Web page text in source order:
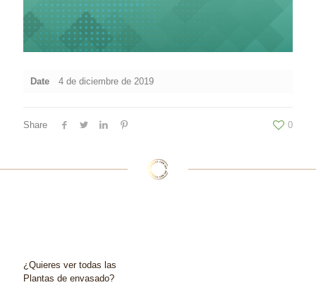
Date 4 de diciembre de 2019
Share 0
¿Quieres ver todas las
Plantas de envasado?